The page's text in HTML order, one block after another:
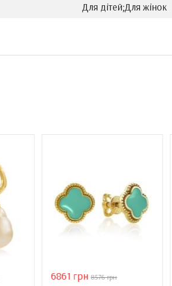
Для дітей;Для жінок
6861 грн 8576 грн